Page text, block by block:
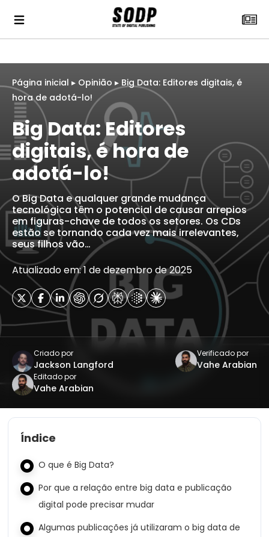
Página inicial ▸ Opinião ▸ Big Data: Editores digitais, é
hora de adotá-lo!
Big Data: Editores
digitais, é hora de
adotá-lo!
O Big Data e qualquer grande mudança
tecnológica têm o potencial de causar arrepios
em figuras-chave de todos os setores. Os CDs
estão se tornando cada vez mais irrelevantes,
seus filhos vão…
Atualizado em: 1 de dezembro de 2025
Criado por
Jackson Langford
Verificado por
Vahe Arabian
Editado por
Vahe Arabian
Índice
O que é Big Data?
Por que a relação entre big data e publicação
digital pode precisar mudar
Algumas publicações já utilizaram o big data de